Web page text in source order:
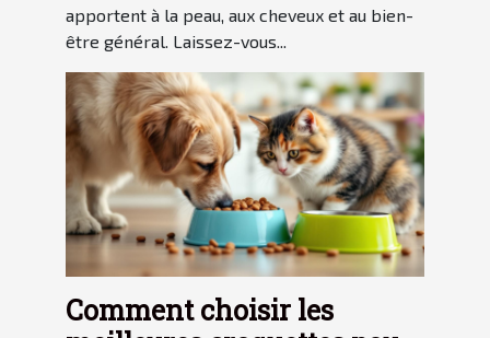
apportent à la peau, aux cheveux et au bien-
être général. Laissez-vous...
Comment choisir les